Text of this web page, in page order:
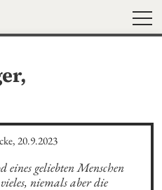
20.9.2023
eines geliebten Menschen
niemals aber die